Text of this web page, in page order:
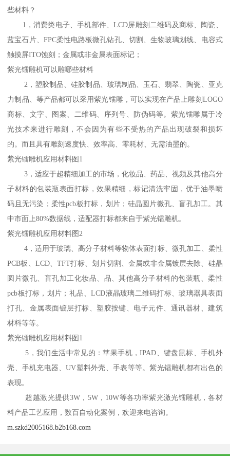
些材料？
1，消费类电子、手机部件、LCD屏雕刻二维码及商标、陶瓷、
蓝宝石片、FPC柔性电路板微孔钻孔、切割、生物玻璃划线、电容式
触摸屏ITO蚀刻；金属或非金属表面标记；
紫光镭雕机可以雕哪些材料
2，塑胶制品、硅胶制品、玻璃制品、玉石、翡翠、陶瓷、亚克
力制品、等产品都可以采用紫光镭雕，可以实现在产品上雕刻LOGO
商标、文字、图案、二维码、序列号、防伪码等。紫光镭雕属于冷
光技术来进行雕刻，不会因为有些不受热的产品出现破裂和损坏
的。而且具有雕刻速度快、效率高、零耗材、无需油墨的。
紫光镭雕机应用材料图1
3，适应于超精细加工的市场，化妆品、药品、视频及其他高分
子材料的包装瓶表面打标，效果精细，标记清洗牢固，优于油墨喷
码且无污染；柔性pcb板打标，划片；硅晶圆片微孔、盲孔加工。其
中市面上80%数据线，适配器打标都来自于紫光镭雕机。
紫光镭雕机应用材料图2
4，适用于玻璃、高分子材料等物体表面打标、微孔加工、柔性
PCB板、LCD、TFT打标、划片切割、金属或非金属镀层去除、硅晶
圆片微孔、盲孔加工化妆品、品、其他高分子材料的包装瓶、柔性
pcb板打标，划片；礼品、LCD液晶玻璃二维码打标、玻璃器具表面
打孔、金属表面镀层打标、塑胶按键、电子元件、通讯器材、建筑
材料等等。
紫光镭雕机应用材料图1
5，我们生活中常见的：苹果手机，IPAD、键盘鼠标、手机外
壳、手机充电器、UV塑料外壳、手表等等。紫光镭雕机都有出色的
表现。
超越激光提供3W，5W，10W等各功率紫光激光镭雕机，各材
料产品工艺应用，数百自动化案例，欢迎来电咨询。
m.szkd2005168.b2b168.com